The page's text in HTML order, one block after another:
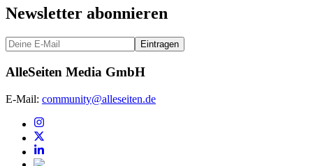
Newsletter abonnieren
Eintragen
AlleSeiten Media GmbH
E-Mail: community@alleseiten.de